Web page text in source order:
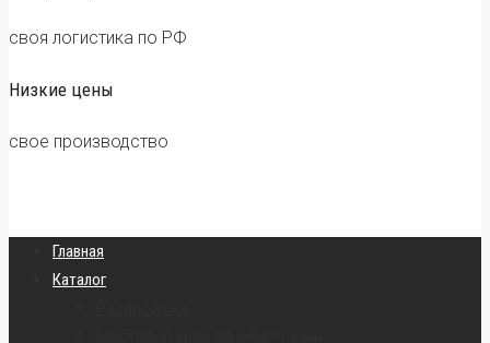
своя логистика по РФ
Низкие цены
свое производство
Главная
Каталог